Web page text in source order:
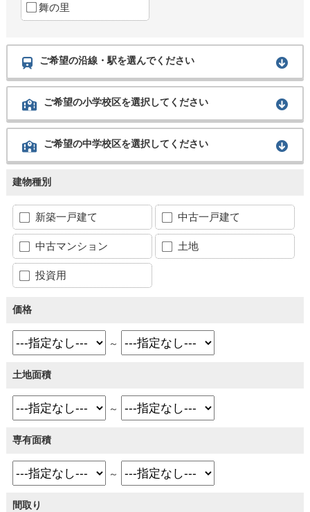
舞の里
ご希望の沿線・駅を選んでください
ご希望の小学校区を選択してください
ご希望の中学校区を選択してください
建物種別
新築一戸建て 中古一戸建て
中古マンション 土地
投資用
価格
～
土地面積
～
専有面積
～
間取り